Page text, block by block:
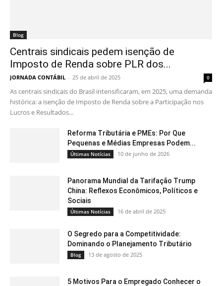
Blog
Centrais sindicais pedem isenção de
Imposto de Renda sobre PLR dos...
JORNADA CONTÁBIL - 25 de abril de 2025 0
As centrais sindicais do Brasil intensificaram, em 2025, uma demanda
histórica: a isenção de Imposto de Renda sobre a Participação nos
Lucros e Resultados...
Reforma Tributária e PMEs: Por Que
Pequenas e Médias Empresas Podem...
Últimas Notícias 10 de junho de 2026
Panorama Mundial da Tarifação Trump
China: Reflexos Econômicos, Políticos e
Sociais
Últimas Notícias 16 de abril de 2025
O Segredo para a Competitividade:
Dominando o Planejamento Tributário
Blog 13 de agosto de 2025
5 Motivos Para o Empregado Conhecer o